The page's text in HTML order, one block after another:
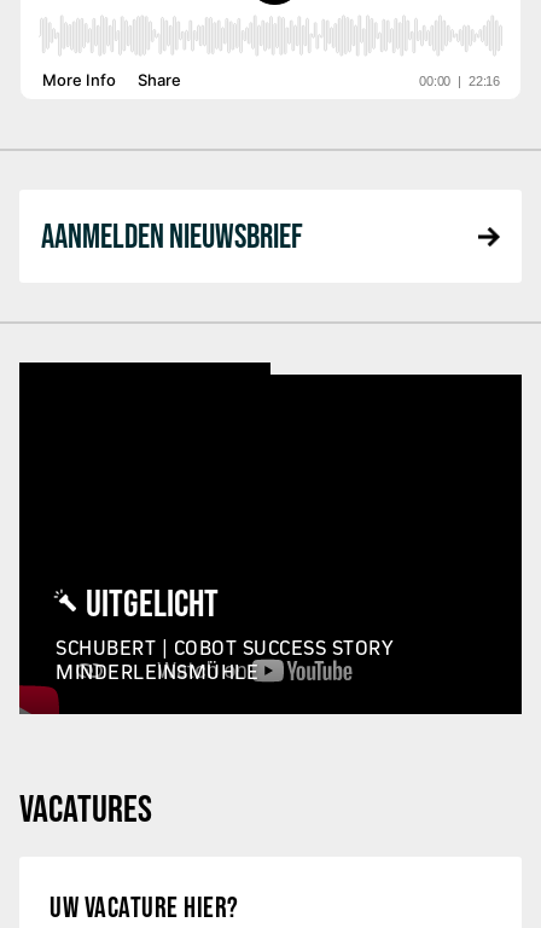
AANMELDEN NIEUWSBRIEF
UITGELICHT
SCHUBERT | COBOT SUCCESS STORY
MINDERLEINSMÜHLE
VACATURES
UW VACATURE HIER?